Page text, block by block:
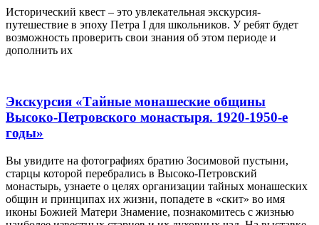
Исторический квест – это увлекательная экскурсия-
путешествие в эпоху Петра I для школьников. У ребят будет
возможность проверить свои знания об этом периоде и
дополнить их
Экскурсия «Тайные монашеские общины
Высоко-Петровского монастыря. 1920-1950-е
годы»
Вы увидите на фотографиях братию Зосимовой пустыни,
старцы которой перебрались в Высоко-Петровский
монастырь, узнаете о целях организации тайных монашеских
общин и принципах их жизни, попадете в «скит» во имя
иконы Божией Матери Знамение, познакомитесь с жизнью